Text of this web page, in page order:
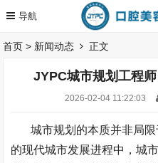
首页 > 新闻动态 正文
JYPC城市规划工程
2026-02-04 11:22:03
城市规划的本质并非局
的现代城市发展进程中，城